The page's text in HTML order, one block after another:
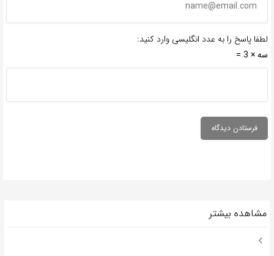
لطفا پاسخ را به عدد انگلیسی وارد کنید:
سه × 3 =
مشاهده بیشتر